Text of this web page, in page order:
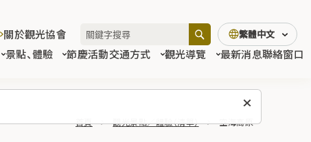
景點、體驗 節慶活動交通方式 觀光導覽 最新消息聯絡窗口
關於觀光協會 繁體中文
首頁 觀光景點／體驗（清單） 空海高原